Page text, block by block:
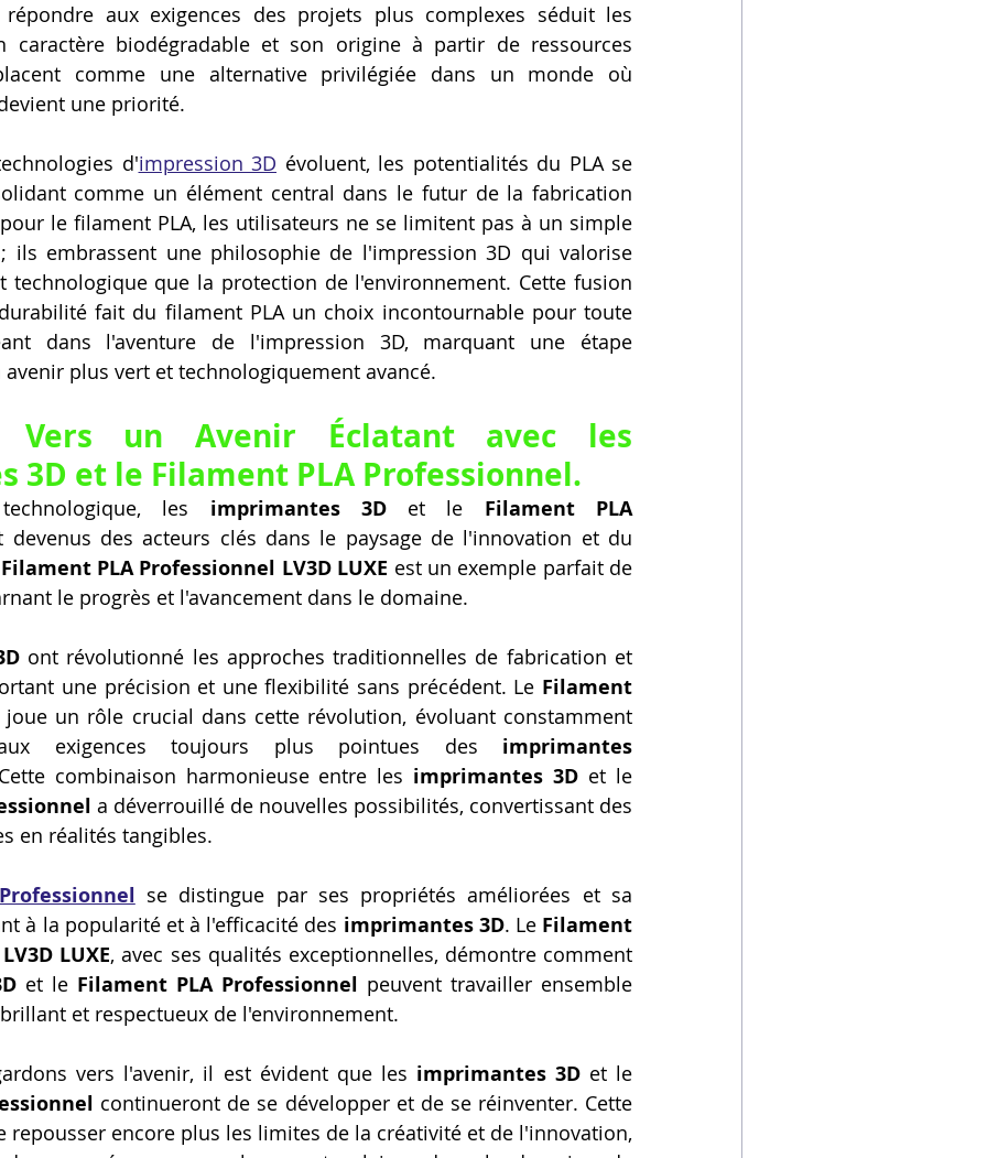
aux exigences des projets plus complexes séduit les
caractère biodégradable et son origine à partir de ressources
comme une alternative privilégiée dans un monde où
une priorité.
d'impression 3D évoluent, les potentialités du PLA se
comme un élément central dans le futur de la fabrication
le filament PLA, les utilisateurs ne se limitent pas à un simple
ils embrassent une philosophie de l'impression 3D qui valorise
technologique que la protection de l'environnement. Cette fusion
fait du filament PLA un choix incontournable pour toute
dans l'aventure de l'impression 3D, marquant une étape
plus vert et technologiquement avancé.
Vers un Avenir Éclatant avec les
3D et le Filament PLA Professionnel.
les imprimantes 3D et le Filament PLA
devenus des acteurs clés dans le paysage de l'innovation et du
Filament PLA Professionnel LV3D LUXE est un exemple parfait de
le progrès et l'avancement dans le domaine.
ont révolutionné les approches traditionnelles de fabrication et
une précision et une flexibilité sans précédent. Le Filament
joue un rôle crucial dans cette révolution, évoluant constamment
exigences toujours plus pointues des imprimantes
combinaison harmonieuse entre les imprimantes 3D
a déverrouillé de nouvelles possibilités, convertissant des
en réalités tangibles.
se distingue par ses propriétés améliorées et sa
à la popularité et à l'efficacité des imprimantes 3D. Le Filament
LUXE, avec ses qualités exceptionnelles, démontre comment
et le Filament PLA Professionnel peuvent travailler ensemble
et respectueux de l'environnement.
vers l'avenir, il est évident que les imprimantes 3D
continueront de se développer et de se réinventer. Cette
repousser encore plus les limites de la créativité et de l'innovation,